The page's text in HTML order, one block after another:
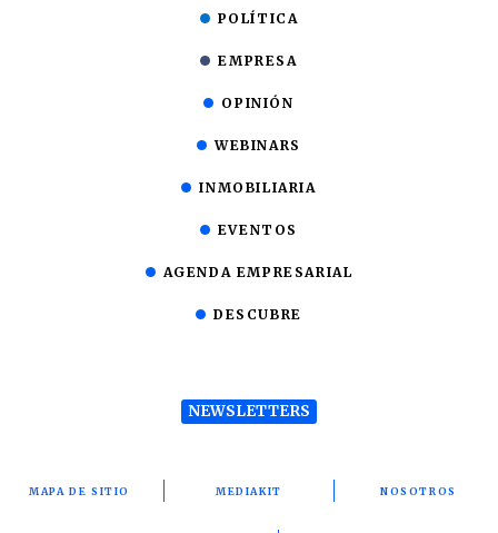
POLÍTICA
EMPRESA
OPINIÓN
WEBINARS
INMOBILIARIA
EVENTOS
AGENDA EMPRESARIAL
DESCUBRE
NEWSLETTERS
MAPA DE SITIO MEDIAKIT NOSOTROS